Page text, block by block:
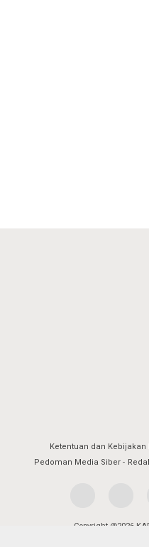
Ketentuan dan Kebijakan
Pedoman Media Siber
Copyright @2026